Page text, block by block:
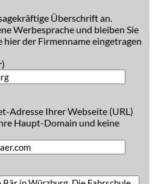
Überschrift an.
Werbesprache und bleiben Sie
hier der Firmenname eingetragen
Adresse Ihrer Webseite (URL)
Haupt-Domain und keine